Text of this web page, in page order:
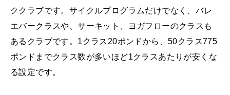
ククラブです。サイクルプログラムだけでなく、バレ
エバークラスや、サーキット、ヨガフローのクラスも
あるクラブです。1クラス20ポンドから、50クラス775
ポンドまでクラス数が多いほど1クラスあたりが安くな
る設定です。